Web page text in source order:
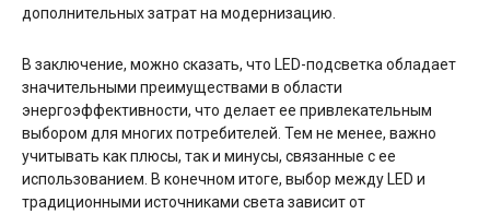
дополнительных затрат на модернизацию.
В заключение, можно сказать, что LED-подсветка обладает
значительными преимуществами в области
энергоэффективности, что делает ее привлекательным
выбором для многих потребителей. Тем не менее, важно
учитывать как плюсы, так и минусы, связанные с ее
использованием. В конечном итоге, выбор между LED и
традиционными источниками света зависит от